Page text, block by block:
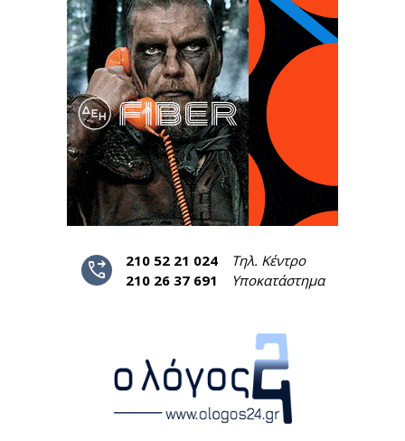
phone_forwarded 210 52 21 024
Τηλ. Κέντρο
210 26 37 691
Υποκατάστημα